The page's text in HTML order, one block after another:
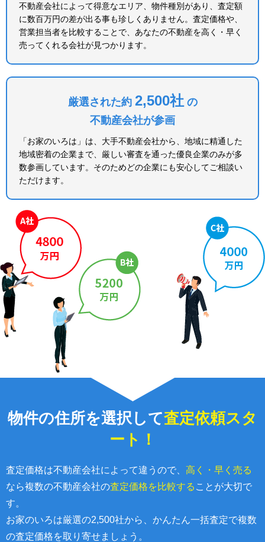
不動産会社によって得意なエリア、物件種別があり、査定額
に数百万円の差が出る事も珍しくありません。査定価格や、
営業担当者を比較することで、あなたの不動産を高く・早く
売ってくれる会社が見つかります。
厳選された約 2,500社 の
不動産会社が参画
「お家のいろは」は、大手不動産会社から、地域に精通した
地域密着の企業まで、厳しい審査を通った優良企業のみが多
数参画しています。そのためどの企業にも安心してご相談い
ただけます。
物件の住所を選択して査定依頼スタ
ート！
査定価格は不動産会社によって違うので、 高く・早く売る
なら複数の不動産会社の査定価格を比較する ことが大切で
す。
お家のいろは厳選の2,500社から、かんたん一括査定で複数
の査定価格を取り寄せましょう。